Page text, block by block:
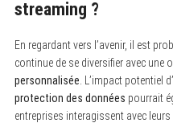
streaming ?
En regardant vers l’avenir, il est
continue de se diversifier avec une
personnalisée . L’impact potentiel
protection des données pourrait
entreprises interagissent avec